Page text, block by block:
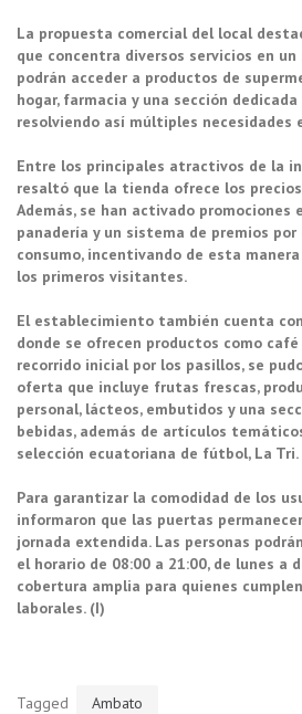
La propuesta comercial del local
que concentra diversos servicios en
podrán acceder a productos de
hogar, farmacia y una sección
resolviendo así múltiples necesidades
Entre los principales atractivos de la
resaltó que la tienda ofrece los
Además, se han activado promociones
panadería y un sistema de premios
consumo, incentivando de esta
los primeros visitantes.
El establecimiento también cuenta
donde se ofrecen productos como café
recorrido inicial por los pasillos, se
oferta que incluye frutas frescas,
personal, lácteos, embutidos y una
bebidas, además de artículos
selección ecuatoriana de fútbol, La Tri.
Para garantizar la comodidad de los
informaron que las puertas
jornada extendida. Las personas
el horario de 08:00 a 21:00, de lunes a
cobertura amplia para quienes
laborales. (I)
Tagged Ambato